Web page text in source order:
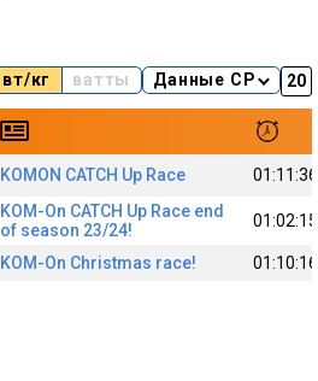
вт/кг ватты Данные CP
KOMON CATCH Up Race 01:11:36
KOM-On CATCH Up Race end
of season 23/24!
01:02:15
KOM-On Christmas race! 01:10:16